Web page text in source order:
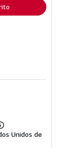
Más
información
Unidos de